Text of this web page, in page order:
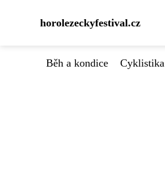
horolezeckyfestival.cz
Běh a kondice Cyklistika